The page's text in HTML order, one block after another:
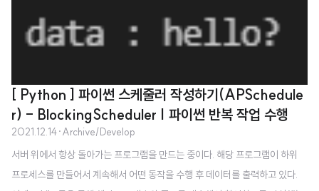
[ Python ] 파이썬 스케줄러 작성하기(APSchedule
r) - BlockingScheduler | 파이썬 반복 작업 수행
2021.12.14·Archive/Develop
서버 위에서 항상 돌아가는 프로그램을 만드는 중이다. 해당 프로그램이 하위
프로세스를 만들어서 계속해서 어떤 동작을 수행 후 데이터를 출력하고 있다.